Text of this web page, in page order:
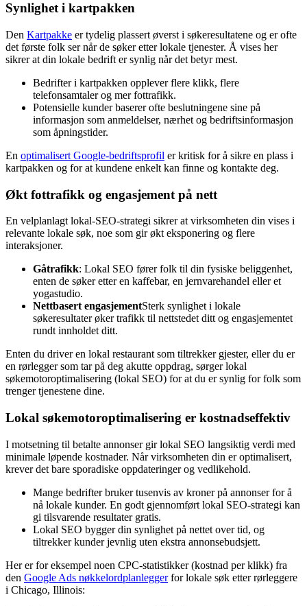
Synlighet i kartpakken
Den Kartpakke er tydelig plassert øverst i søkeresultatene og er ofte
det første folk ser når de søker etter lokale tjenester. Å vises her
sikrer at din lokale bedrift er synlig når det betyr mest.
Bedrifter i kartpakken opplever flere klikk, flere
telefonsamtaler og mer fottrafikk.
Potensielle kunder baserer ofte beslutningene sine på
informasjon som anmeldelser, nærhet og bedriftsinformasjon
som åpningstider.
En optimalisert Google-bedriftsprofil er kritisk for å sikre en plass i
kartpakken og for at kundene enkelt kan finne og kontakte deg.
Økt fottrafikk og engasjement på nett
En velplanlagt lokal-SEO-strategi sikrer at virksomheten din vises i
relevante lokale søk, noe som gir økt eksponering og flere
interaksjoner.
Gåtrafikk: Lokal SEO fører folk til din fysiske beliggenhet,
enten de søker etter en kaffebar, en jernvarehandel eller et
yogastudio.
Nettbasert engasjementSterk synlighet i lokale
søkeresultater øker trafikk til nettstedet ditt og engasjementet
rundt innholdet ditt.
Enten du driver en lokal restaurant som tiltrekker gjester, eller du er
en rørlegger som tar på deg akutte oppdrag, sørger lokal
søkemotoroptimalisering (lokal SEO) for at du er synlig for folk som
trenger tjenestene dine.
Lokal søkemotoroptimalisering er kostnadseffektiv
I motsetning til betalte annonser gir lokal SEO langsiktig verdi med
minimale løpende kostnader. Når virksomheten din er optimalisert,
krever det bare sporadiske oppdateringer og vedlikehold.
Mange bedrifter bruker tusenvis av kroner på annonser for å
nå lokale kunder. En godt gjennomført lokal SEO-strategi kan
gi tilsvarende resultater gratis.
Lokal SEO bygger din synlighet på nettet over tid, og
tiltrekker kunder jevnlig uten ekstra annonsebudsjett.
Her er for eksempel noen CPC-statistikker (kostnad per klikk) fra
den Google Ads nøkkelordplanleggerfor lokale søk etter rørleggere
i Chicago, Illinois: